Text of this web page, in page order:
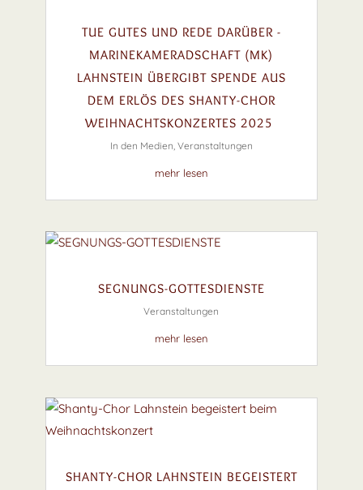
TUE GUTES UND REDE DARÜBER -
MARINEKAMERADSCHAFT (MK)
LAHNSTEIN ÜBERGIBT SPENDE AUS
DEM ERLÖS DES SHANTY-CHOR
WEIHNACHTSKONZERTES 2025
In den Medien Veranstaltungen
mehr lesen
SEGNUNGS-GOTTESDIENSTE
Veranstaltungen
mehr lesen
SHANTY-CHOR LAHNSTEIN BEGEISTERT